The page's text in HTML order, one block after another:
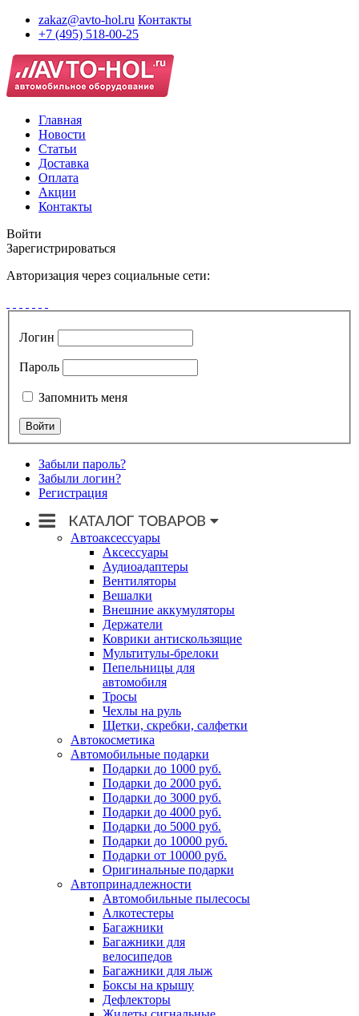
zakaz@avto-hol.ru Контакты
+7 (495) 518-00-25
Главная
Новости
Статьи
Доставка
Оплата
Акции
Контакты
Войти
Зарегистрироваться
Авторизация через социальные сети:
Логин
Пароль
Запомнить меня
Забыли пароль?
Забыли логин?
Регистрация
Автоаксессуары
Аксессуары
Аудиоадаптеры
Вентиляторы
Вешалки
Внешние аккумуляторы
Держатели
Коврики антискользящие
Мультитулы-брелоки
Пепельницы для
автомобиля
Тросы
Чехлы на руль
Щетки, скребки, салфетки
Автокосметика
Автомобильные подарки
Подарки до 1000 руб.
Подарки до 2000 руб.
Подарки до 3000 руб.
Подарки до 4000 руб.
Подарки до 5000 руб.
Подарки до 10000 руб.
Подарки от 10000 руб.
Оригинальные подарки
Автопринадлежности
Автомобильные пылесосы
Алкотестеры
Багажники
Багажники для
велосипедов
Багажники для лыж
Боксы на крышу
Дефлекторы